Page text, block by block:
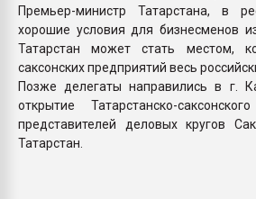
Премьер-министр Татарстана, в
хорошие условия для бизнесменов
Татарстан может стать местом,
саксонских предприятий весь
Позже делегаты направились в г.
открытие Татарстанско-
представителей деловых кругов
Татарстан.